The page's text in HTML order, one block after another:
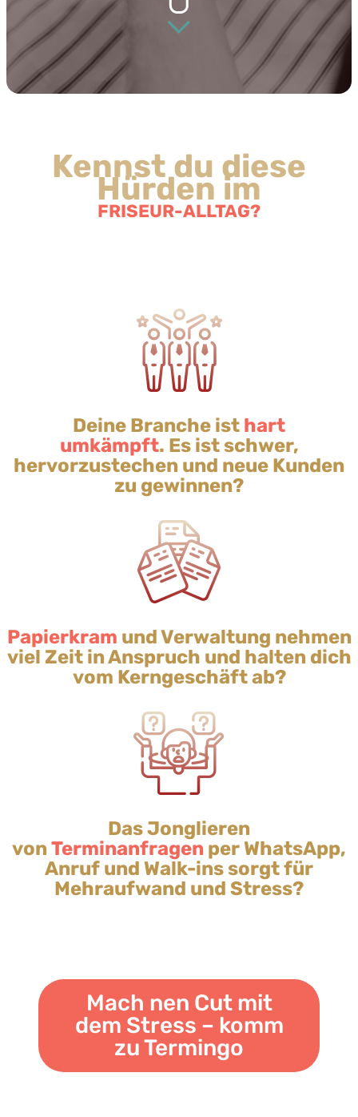
Kennst du diese
Hürden im
FRISEUR-ALLTAG?
Deine Branche ist hart
umkämpft. Es ist schwer,
hervorzustechen und neue Kunden
zu gewinnen?
Papierkram und Verwaltung nehmen
viel Zeit in Anspruch und halten dich
vom Kerngeschäft ab?
Das Jonglieren
vonTerminanfragen per WhatsApp,
Anruf und Walk-ins sorgt für
Mehraufwand und Stress?
Mach nen Cut mit
dem Stress – komm
zu Termingo